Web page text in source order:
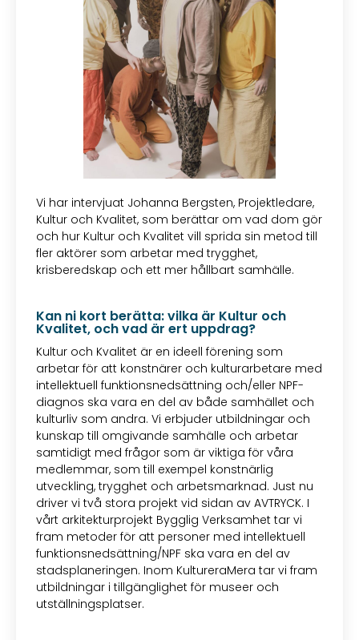
Vi har intervjuat Johanna Bergsten, Projektledare,
Kultur och Kvalitet, som berättar om vad dom gör
och hur Kultur och Kvalitet vill sprida sin metod till
fler aktörer som arbetar med trygghet,
krisberedskap och ett mer hållbart samhälle.
Kan ni kort berätta: vilka är Kultur och
Kvalitet, och vad är ert uppdrag?
Kultur och Kvalitet är en ideell förening som
arbetar för att konstnärer och kulturarbetare med
intellektuell funktionsnedsättning och/eller NPF-
diagnos ska vara en del av både samhället och
kulturliv som andra. Vi erbjuder utbildningar och
kunskap till omgivande samhälle och arbetar
samtidigt med frågor som är viktiga för våra
medlemmar, som till exempel konstnärlig
utveckling, trygghet och arbetsmarknad. Just nu
driver vi två stora projekt vid sidan av AVTRYCK. I
vårt arkitekturprojekt Bygglig Verksamhet tar vi
fram metoder för att personer med intellektuell
funktionsnedsättning/NPF ska vara en del av
stadsplaneringen. Inom KultureraMera tar vi fram
utbildningar i tillgänglighet för museer och
utställningsplatser.